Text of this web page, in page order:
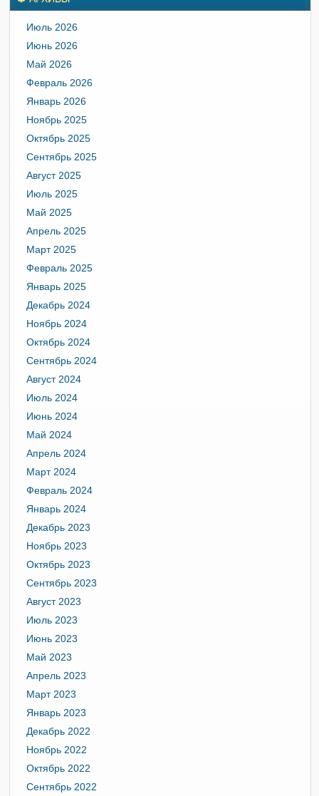
Июль 2026
Июнь 2026
Май 2026
Февраль 2026
Январь 2026
Ноябрь 2025
Октябрь 2025
Сентябрь 2025
Август 2025
Июль 2025
Май 2025
Апрель 2025
Март 2025
Февраль 2025
Январь 2025
Декабрь 2024
Ноябрь 2024
Октябрь 2024
Сентябрь 2024
Август 2024
Июль 2024
Июнь 2024
Май 2024
Апрель 2024
Март 2024
Февраль 2024
Январь 2024
Декабрь 2023
Ноябрь 2023
Октябрь 2023
Сентябрь 2023
Август 2023
Июль 2023
Июнь 2023
Май 2023
Апрель 2023
Март 2023
Январь 2023
Декабрь 2022
Ноябрь 2022
Октябрь 2022
Сентябрь 2022